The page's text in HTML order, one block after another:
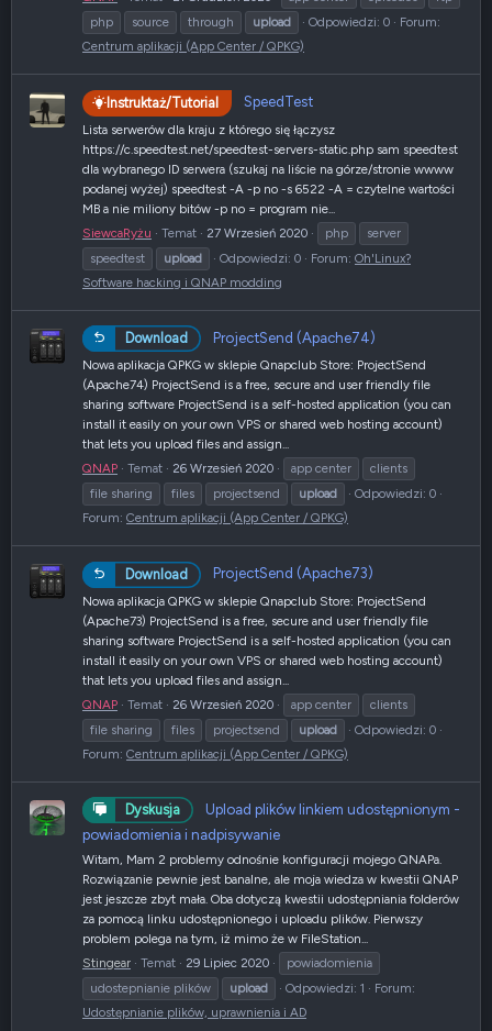
php
source through upload Odpowiedzi: 0
Forum:
Centrum aplikacji (App Center / QPKG)
Instruktaż/Tutorial SpeedTest
Lista serwerów dla kraju z którego się łączysz
https://c.speedtest.net/speedtest-servers-static.php sam speedtest
dla wybranego ID serwera (szukaj na liście na górze/stronie wwww
podanej wyżej) speedtest -A -p no -s 6522 -A = czytelne wartości
MB a nie miliony bitów -p no = program nie...
SiewcaRyżu
Temat 27 Wrzesień 2020 php
server
speedtest
upload Odpowiedzi: 0 Forum: Oh'Linux?
Software hacking i QNAP modding
Download ProjectSend (Apache74)
Nowa aplikacja QPKG w sklepie Qnapclub Store: ProjectSend
(Apache74) ProjectSend is a free, secure and user friendly file
sharing software ProjectSend is a self-hosted application (you can
install it easily on your own VPS or shared web hosting account)
that lets you upload files and assign...
QNAP
Temat 26 Wrzesień 2020 app center
clients
file sharing
files projectsend upload
Odpowiedzi: 0
Forum: Centrum aplikacji (App Center / QPKG)
Download ProjectSend (Apache73)
Nowa aplikacja QPKG w sklepie Qnapclub Store: ProjectSend
(Apache73) ProjectSend is a free, secure and user friendly file
sharing software ProjectSend is a self-hosted application (you can
install it easily on your own VPS or shared web hosting account)
that lets you upload files and assign...
QNAP
Temat 26 Wrzesień 2020 app center
clients
file sharing
files projectsend upload
Odpowiedzi: 0
Forum: Centrum aplikacji (App Center / QPKG)
Dyskusja
Upload plików linkiem udostępnionym -
powiadomienia i nadpisywanie
Witam, Mam 2 problemy odnośnie konfiguracji mojego QNAPa.
Rozwiązanie pewnie jest banalne, ale moja wiedza w kwestii QNAP
jest jeszcze zbyt mała. Oba dotyczą kwestii udostępniania folderów
za pomocą linku udostępnionego i uploadu plików. Pierwszy
problem polega na tym, iż mimo że w FileStation...
Stingear
Temat 29 Lipiec 2020
powiadomienia
udostepnianie plików
upload Odpowiedzi: 1
Forum:
Udostępnianie plików, uprawnienia i AD